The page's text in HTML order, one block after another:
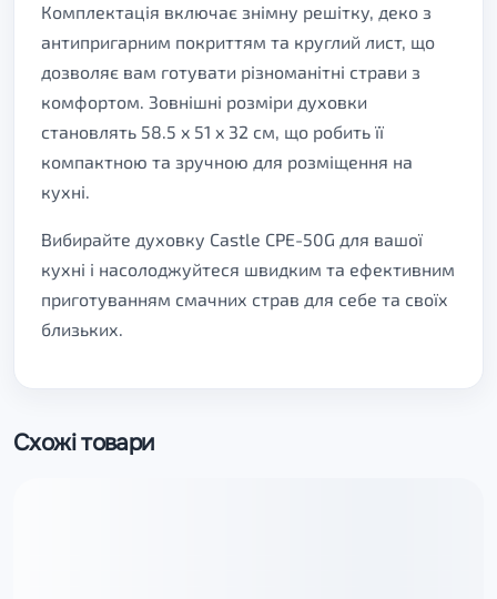
Комплектація включає знімну решітку, деко з
антипригарним покриттям та круглий лист, що
дозволяє вам готувати різноманітні страви з
комфортом. Зовнішні розміри духовки
становлять 58.5 x 51 x 32 см, що робить її
компактною та зручною для розміщення на
кухні.
Вибирайте духовку Castle CPE-50G для вашої
кухні і насолоджуйтеся швидким та ефективним
приготуванням смачних страв для себе та своїх
близьких.
Схожі товари